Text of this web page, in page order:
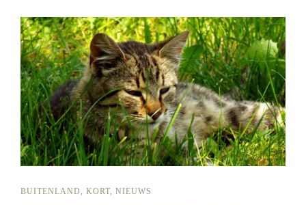
BUITENLAND, KORT, NIEUWS